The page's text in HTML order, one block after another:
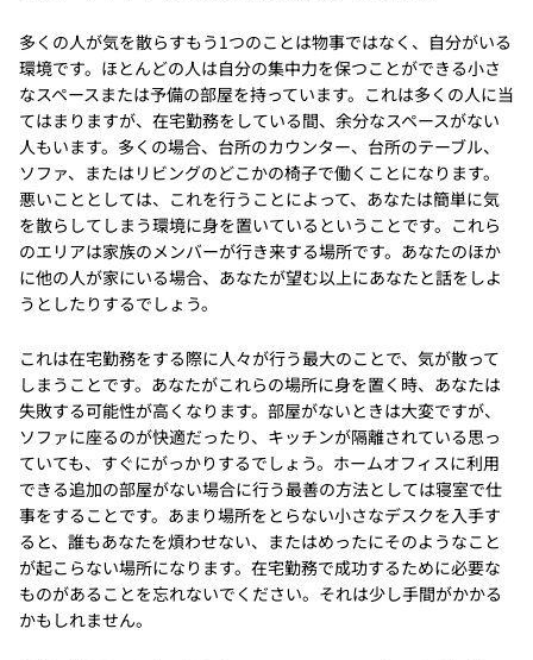
多くの人が気を散らすもう1つのことは物事ではなく、自分がいる
環境です。ほとんどの人は自分の集中力を保つことができる小さ
なスペースまたは予備の部屋を持っています。これは多くの人に当
てはまりますが、在宅勤務をしている間、余分なスペースがない
人もいます。多くの場合、台所のカウンター、台所のテーブル、
ソファ、またはリビングのどこかの椅子で働くことになります。
悪いこととしては、これを行うことによって、あなたは簡単に気
を散らしてしまう環境に身を置いているということです。これら
のエリアは家族のメンバーが行き来する場所です。あなたのほか
に他の人が家にいる場合、あなたが望む以上にあなたと話をしよ
うとしたりするでしょう。
これは在宅勤務をする際に人々が行う最大のことで、気が散って
しまうことです。あなたがこれらの場所に身を置く時、あなたは
失敗する可能性が高くなります。部屋がないときは大変ですが、
ソファに座るのが快適だったり、キッチンが隔離されている思っ
ていても、すぐにがっかりするでしょう。ホームオフィスに利用
できる追加の部屋がない場合に行う最善の方法としては寝室で仕
事をすることです。あまり場所をとらない小さなデスクを入手す
ると、誰もあなたを煩わせない、またはめったにそのようなこと
が起こらない場所になります。在宅勤務で成功するために必要な
ものがあることを忘れないでください。それは少し手間がかかる
かもしれません。